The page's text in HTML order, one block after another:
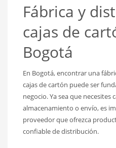
Fábrica y
cajas de
Bogotá
En Bogotá, encontrar una
cajas de cartón puede ser
negocio. Ya sea que necesites
almacenamiento o envío, es
proveedor que ofrezca
confiable de distribución.